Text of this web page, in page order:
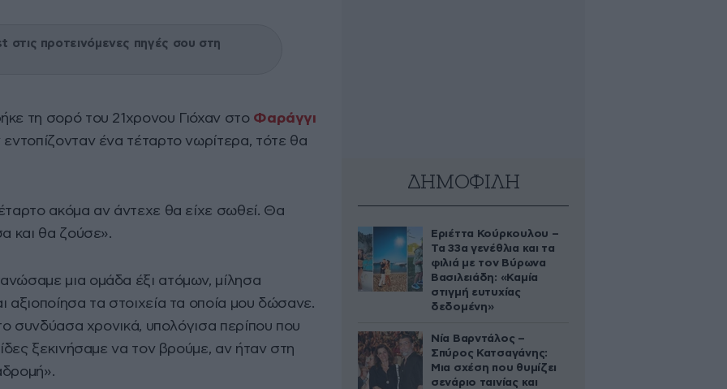
στις προτεινόμενες πηγές σου στη
τη σορό του 21χρονου Γιόχαν στο Φαράγγι
εντοπίζονταν ένα τέταρτο νωρίτερα, τότε θα
ακόμα αν άντεχε θα είχε σωθεί. Θα
και θα ζούσε».
μια ομάδα έξι ατόμων, μίλησα
αξιοποίησα τα στοιχεία τα οποία μου δώσανε.
συνδύασα χρονικά, υπολόγισα περίπου που
ξεκινήσαμε να τον βρούμε, αν ήταν στη
ΔΗΜΟΦΙΛΗ
Εριέττα Κούρκουλου –
Τα 33α γενέθλια και τα
φιλιά με τον Βύρωνα
Βασιλειάδη: «Καμία
στιγμή ευτυχίας
δεδομένη»
Νία Βαρντάλος –
Σπύρος Κατσαγάνης:
Μια σχέση που θυμίζει
σενάριο ταινίας και